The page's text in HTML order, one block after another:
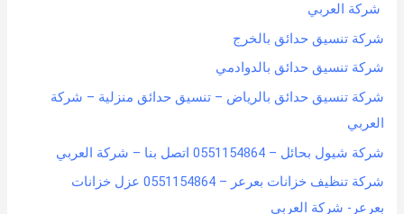
شركة العربي
شركة تنسيق حدائق بالخرج
شركة تنسيق حدائق بالدوادمي
شركة تنسيق حدائق بالرياض – تنسيق حدائق منزلية – شركة
العربي
شركة شيول بحائل – 0551154864 اتصل بنا – شركة العربي
شركة تنظيف خزانات بعرعر – 0551154864 عزل خزانات
بعرعر- شركة العربي